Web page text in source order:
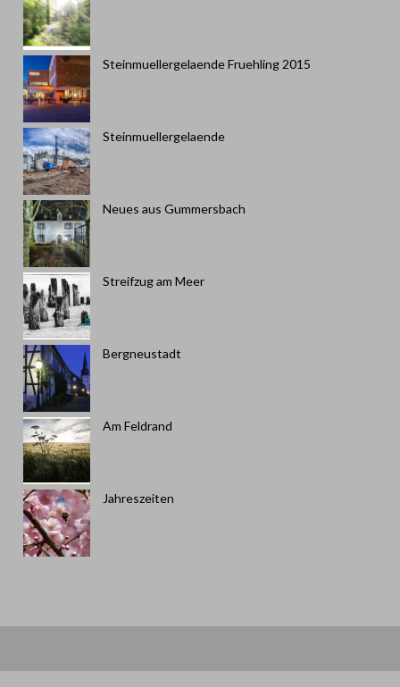
Steinmuellergelaende Fruehling 2015
Steinmuellergelaende
Neues aus Gummersbach
Streifzug am Meer
Bergneustadt
Am Feldrand
Jahreszeiten